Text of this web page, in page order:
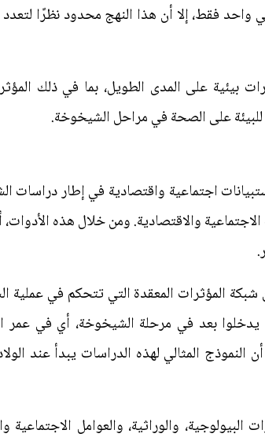
فقط، إلا أن هذا النهج محدود نظرًا
بيئية على المدى الطويل، بما في ذلك
للبيئة على الصحة في مراحل الشيخوخة.
اجتماعية واقتصادية في إطار
والاقتصادية. ومن خلال هذه
شبكة المؤثرات المعقدة التي تتحكم في عملية
بعد في مرحلة الشيخوخة، أي في عمر
المثالي لهذه الدراسات يبدأ عند
والوراثية، والعوامل الاجتماعية